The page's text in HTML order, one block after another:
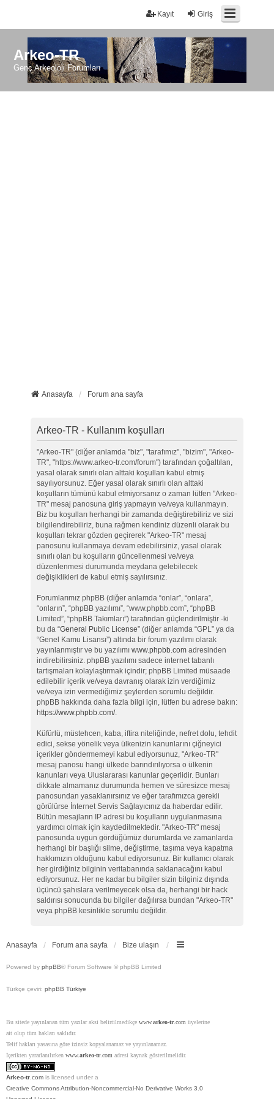
Giriş
Kayıt
Arkeo-TR
Genç Arkeoloji Forumları
Anasayfa Forum ana sayfa
Arkeo-TR - Kullanım koşulları
"Arkeo-TR" (diğer anlamda "biz", "tarafımız", "bizim", "Arkeo-
TR", "https://www.arkeo-tr.com/forum") tarafından çoğaltılan,
yasal olarak sınırlı olan alttaki koşulları kabul etmiş
sayılıyorsunuz. Eğer yasal olarak sınırlı olan alttaki
koşulların tümünü kabul etmiyorsanız o zaman lütfen "Arkeo-
TR" mesaj panosuna giriş yapmayın ve/veya kullanmayın.
Biz bu koşulları herhangi bir zamanda değiştirebiliriz ve sizi
bilgilendirebiliriz, buna rağmen kendiniz düzenli olarak bu
koşulları tekrar gözden geçirerek "Arkeo-TR" mesaj
panosunu kullanmaya devam edebilirsiniz, yasal olarak
sınırlı olan bu koşulların güncellenmesi ve/veya
düzenlenmesi durumunda meydana gelebilecek
değişiklikleri de kabul etmiş sayılırsınız.
Forumlarımız phpBB (diğer anlamda “onlar”, “onlara”,
“onların”, “phpBB yazılımı”, “www.phpbb.com”, “phpBB
Limited”, “phpBB Takımları”) tarafından güçlendirilmiştir -ki
bu da “General Public License” (diğer anlamda “GPL” ya da
“Genel Kamu Lisansı”) altında bir forum yazılımı olarak
yayınlanmıştır ve bu yazılımı www.phpbb.comadresinden
indirebilirsiniz. phpBB yazılımı sadece internet tabanlı
tartışmaları kolaylaştırmak içindir; phpBB Limited müsaade
edilebilir içerik ve/veya davranış olarak izin verdiğimiz
ve/veya izin vermediğimiz şeylerden sorumlu değildir.
phpBB hakkında daha fazla bilgi için, lütfen bu adrese bakın:
https://www.phpbb.com/.
Küfürlü, müstehcen, kaba, iftira niteliğinde, nefret dolu, tehdit
edici, sekse yönelik veya ülkenizin kanunlarını çiğneyici
içerikler göndermemeyi kabul ediyorsunuz, "Arkeo-TR"
mesaj panosu hangi ülkede barındırılıyorsa o ülkenin
kanunları veya Uluslararası kanunlar geçerlidir. Bunları
dikkate almamanız durumunda hemen ve süresizce mesaj
panosundan yasaklanırsınız ve eğer tarafımızca gerekli
görülürse İnternet Servis Sağlayıcınız da haberdar edilir.
Bütün mesajların IP adresi bu koşulların uygulanmasına
yardımcı olmak için kaydedilmektedir. "Arkeo-TR" mesaj
panosunda uygun gördüğümüz durumlarda ve zamanlarda
herhangi bir başlığı silme, değiştirme, taşıma veya kapatma
hakkımızın olduğunu kabul ediyorsunuz. Bir kullanıcı olarak
her girdiğiniz bilginin veritabanında saklanacağını kabul
ediyorsunuz. Her ne kadar bu bilgiler sizin bilginiz dışında
üçüncü şahıslara verilmeyecek olsa da, herhangi bir hack
saldırısı sonucunda bu bilgiler dağılırsa bundan "Arkeo-TR"
veya phpBB kesinlikle sorumlu değildir.
Anasayfa Forum ana sayfa Bize ulaşın
Powered by phpBB® Forum Software © phpBB Limited
Türkçe çeviri: phpBB Türkiye
Bu sitede yayınlanan tüm yazılar aksi belirtilmedikçe www.arkeo-tr.com üyelerine
ait olup tüm hakları saklıdır.
Telif hakları yasasına göre izinsiz kopyalanamaz ve yayınlanamaz.
İçerikten yararlanılırken www.arkeo-tr.com adresi kaynak gösterilmelidir.
Arkeo-tr .com is licensed under a
Creative Commons Attribution-Noncommercial-No Derivative Works 3.0